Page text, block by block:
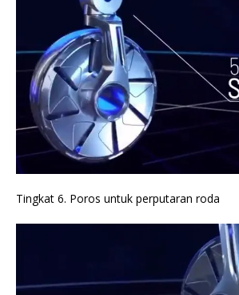
Tingkat 6. Poros untuk perputaran roda